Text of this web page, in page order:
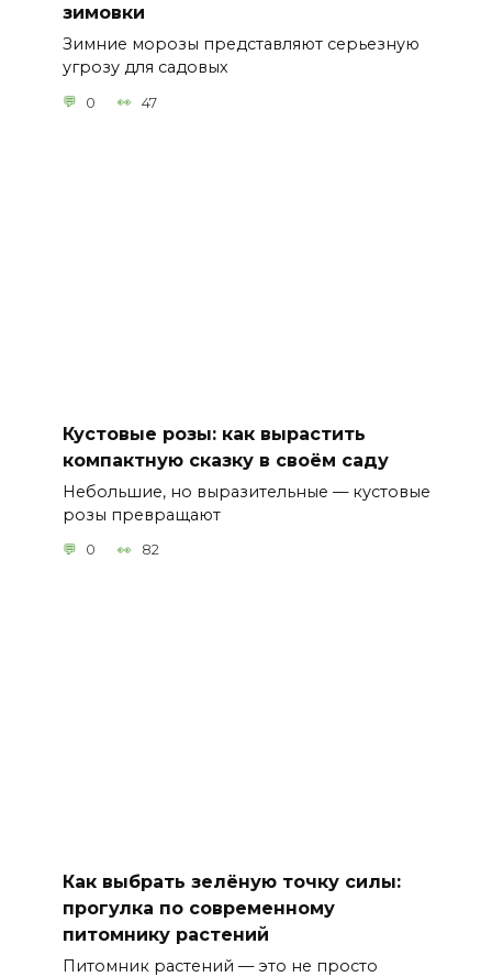
зимовки
Зимние морозы представляют серьезную
угрозу для садовых
0 47
Кустовые розы: как вырастить
компактную сказку в своём саду
Небольшие, но выразительные — кустовые
розы превращают
0 82
Как выбрать зелёную точку силы:
прогулка по современному
питомнику растений
Питомник растений — это не просто